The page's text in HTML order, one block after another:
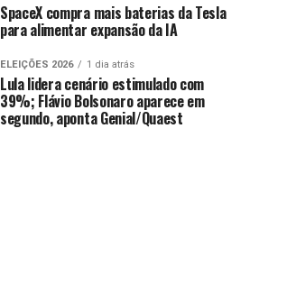
SpaceX compra mais baterias da Tesla
para alimentar expansão da IA
ELEIÇÕES 2026 1 dia atrás
Lula lidera cenário estimulado com
39%; Flávio Bolsonaro aparece em
segundo, aponta Genial/Quaest